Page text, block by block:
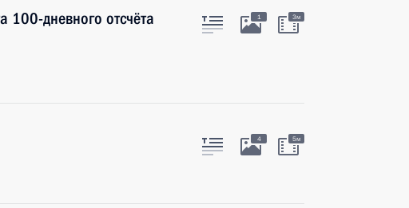
100-дневного отсчёта
1 3м
4 5м